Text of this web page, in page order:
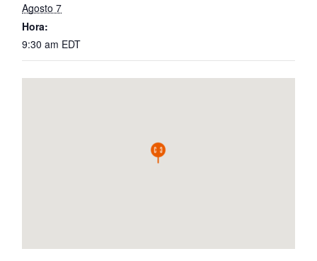
Agosto 7
Hora:
9:30 am EDT